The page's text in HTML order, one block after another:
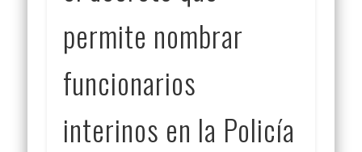
permite nombrar
funcionarios
interinos en la Policía